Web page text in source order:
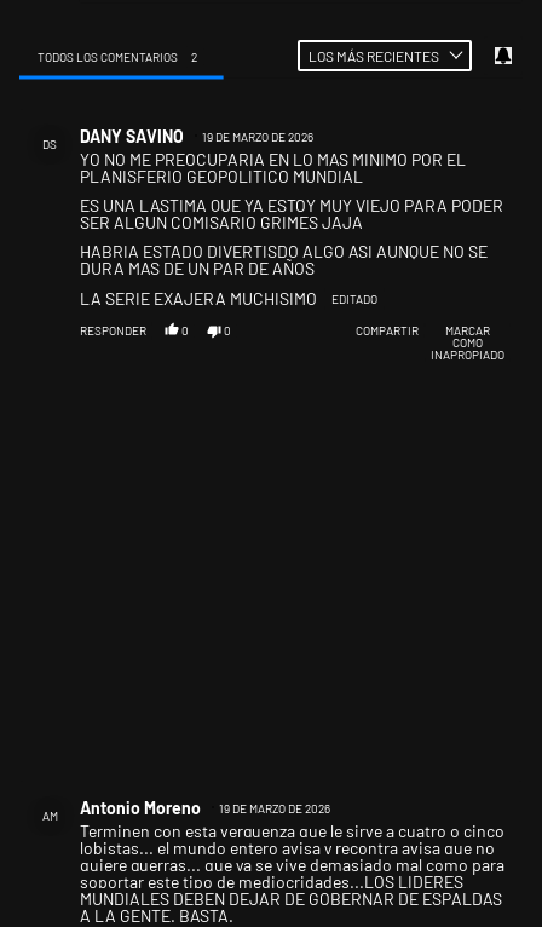
TODOS LOS COMENTARIOS 2 LOS MÁS RECIENTES
DS DANY SAVINO 19 DE MARZO DE 2026
YO NO ME PREOCUPARIA EN LO MAS MINIMO POR EL
PLANISFERIO GEOPOLITICO MUNDIAL
ES UNA LASTIMA QUE YA ESTOY MUY VIEJO PARA PODER
SER ALGUN COMISARIO GRIMES JAJA
HABRIA ESTADO DIVERTISDO ALGO ASI AUNQUE NO SE
DURA MAS DE UN PAR DE AÑOS
LA SERIE EXAJERA MUCHISIMO
EDITADO
RESPONDER 0 0 COMPARTIR
MARCAR
COMO
INAPROPIADO
AM Antonio Moreno 19 DE MARZO DE 2026
Terminen con esta verguenza que le sirve a cuatro o cinco
lobistas... el mundo entero avisa y recontra avisa que no
quiere guerras... que ya se vive demasiado mal como para
soportar este tipo de mediocridades...LOS LIDERES
MUNDIALES DEBEN DEJAR DE GOBERNAR DE ESPALDAS
A LA GENTE. BASTA.